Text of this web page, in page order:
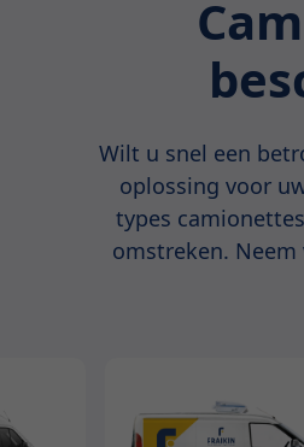
Wilt u snel een
oplossing voor
types
omstreken.